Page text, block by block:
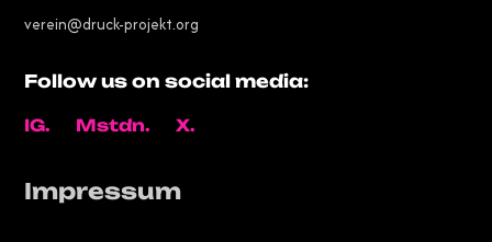
verein@druck-projekt.org
Follow us on social media:
IG. Mstdn. X.
Impressum